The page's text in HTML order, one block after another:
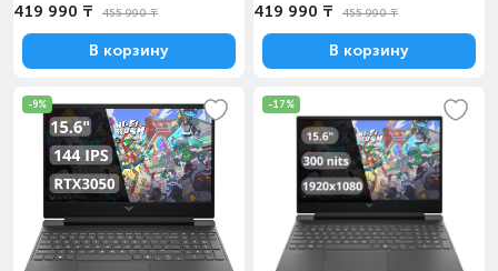
419 990 ₸ 455 990 ₸
В корзину
419 990 ₸ 455 990 ₸
В корзину
-9% -17%